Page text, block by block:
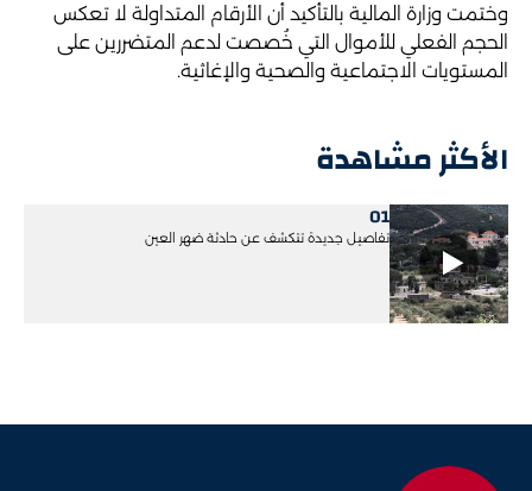
الأكثر مشاهدة
01
تفاصيل جديدة تتكشف عن حادثة ضهر العين
وختمت وزارة المالية بالتأكيد أن الأرقام المتداولة لا تعكس
الحجم الفعلي للأموال التي خُصصت لدعم المتضررين على
المستويات الاجتماعية والصحية والإغاثية.